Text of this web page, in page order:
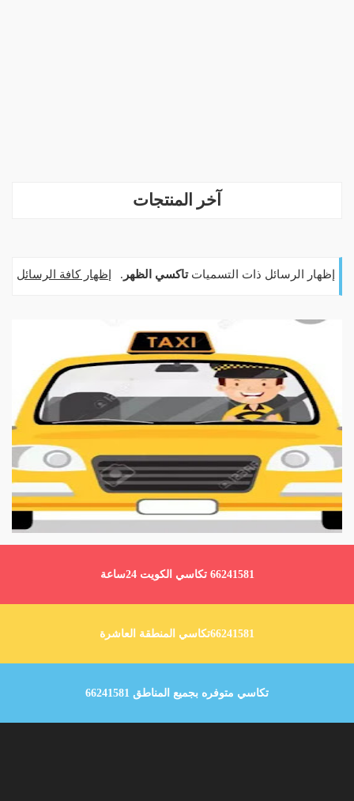
آخر المنتجات
‏إظهار الرسائل ذات التسمياتتاكسي الظهر . إظهار كافة الرسائل
66241581 تكاسي الكويت 24ساعة
66241581تكاسي المنطقة العاشرة
تكاسي متوفره بجميع المناطق 66241581